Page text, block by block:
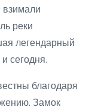
взимали
реки
легендарный
сегодня.
благодаря
Замок